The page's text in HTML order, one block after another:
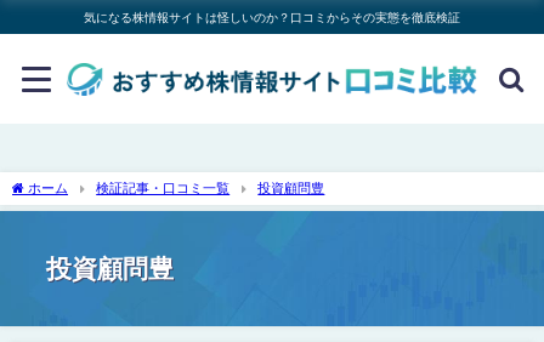
気になる株情報サイトは怪しいのか？口コミからその実態を徹底検証
ホーム 検証記事・口コミ一覧 投資顧問豊
投資顧問豊